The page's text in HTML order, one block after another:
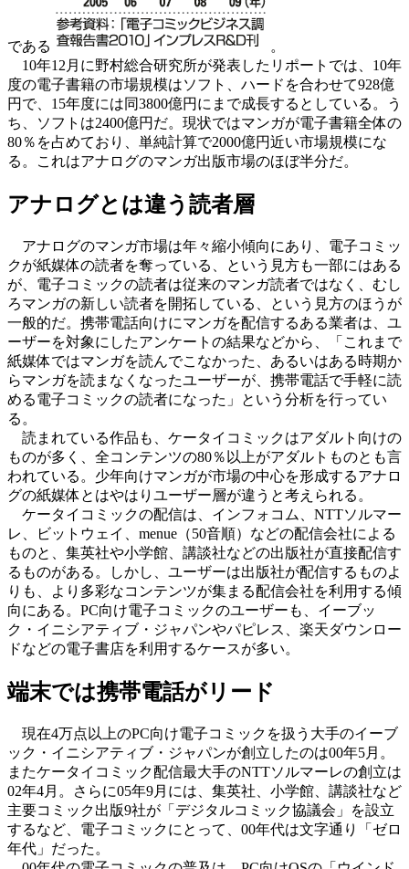
である
。
10年12月に野村総合研究所が発表したリポートでは、10年
度の電子書籍の市場規模はソフト、ハードを合わせて928億
円で、15年度には同3800億円にまで成長するとしている。う
ち、ソフトは2400億円だ。現状ではマンガが電子書籍全体の
80％を占めており、単純計算で2000億円近い市場規模にな
る。これはアナログのマンガ出版市場のほぼ半分だ。
アナログとは違う読者層
アナログのマンガ市場は年々縮小傾向にあり、電子コミッ
クが紙媒体の読者を奪っている、という見方も一部にはある
が、電子コミックの読者は従来のマンガ読者ではなく、むし
ろマンガの新しい読者を開拓している、という見方のほうが
一般的だ。携帯電話向けにマンガを配信するある業者は、ユ
ーザーを対象にしたアンケートの結果などから、「これまで
紙媒体ではマンガを読んでこなかった、あるいはある時期か
らマンガを読まなくなったユーザーが、携帯電話で手軽に読
める電子コミックの読者になった」という分析を行ってい
る。
読まれている作品も、ケータイコミックはアダルト向けの
ものが多く、全コンテンツの80％以上がアダルトものとも言
われている。少年向けマンガが市場の中心を形成するアナロ
グの紙媒体とはやはりユーザー層が違うと考えられる。
ケータイコミックの配信は、インフォコム、NTTソルマー
レ、ビットウェイ、menue（50音順）などの配信会社による
ものと、集英社や小学館、講談社などの出版社が直接配信す
るものがある。しかし、ユーザーは出版社が配信するものよ
りも、より多彩なコンテンツが集まる配信会社を利用する傾
向にある。PC向け電子コミックのユーザーも、イーブッ
ク・イニシアティブ・ジャパンやパピレス、楽天ダウンロー
ドなどの電子書店を利用するケースが多い。
端末では携帯電話がリード
現在4万点以上のPC向け電子コミックを扱う大手のイーブ
ック・イニシアティブ・ジャパンが創立したのは00年5月。
またケータイコミック配信最大手のNTTソルマーレの創立は
02年4月。さらに05年9月には、集英社、小学館、講談社など
主要コミック出版9社が「デジタルコミック協議会」を設立
するなど、電子コミックにとって、00年代は文字通り「ゼロ
年代」だった。